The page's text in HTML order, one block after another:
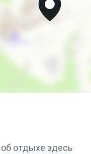
отдыхе здесь